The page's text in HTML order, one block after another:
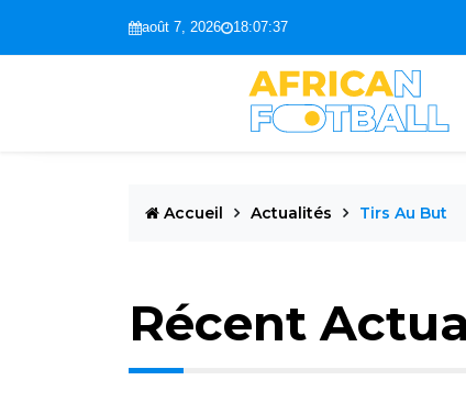
août 7, 2026 18:07:38
Accueil Actualités Tirs Au But
Récent